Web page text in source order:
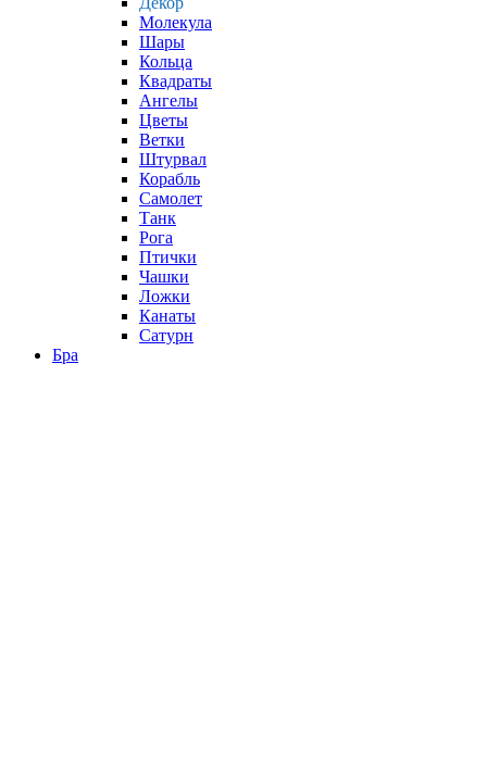
Молекула
Шары
Кольца
Квадраты
Ангелы
Цветы
Ветки
Штурвал
Корабль
Самолет
Танк
Рога
Птички
Чашки
Ложки
Канаты
Сатурн
Бра